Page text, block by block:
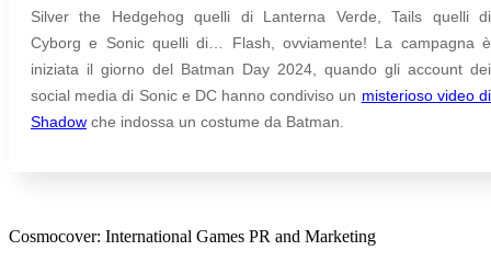
Silver the Hedgehog quelli di Lanterna Verde, Tails quelli di
Cyborg e Sonic quelli di… Flash, ovviamente! La campagna è
iniziata il giorno del Batman Day 2024, quando gli account dei
social media di Sonic e DC hanno condiviso un misterioso video di
Shadow che indossa un costume da Batman.
Cosmocover: International Games PR and Marketing